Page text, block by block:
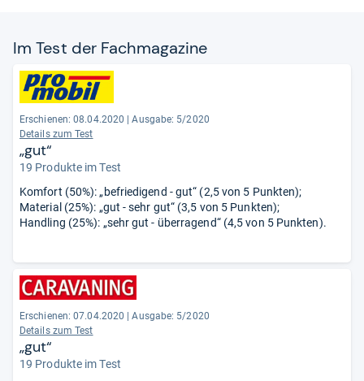
Im Test der Fach­ma­ga­zine
Erschienen: 08.04.2020
Ausgabe: 5/2020
Details zum Test
„gut“
19 Produkte im Test
Komfort (50%): „befriedigend - gut“ (2,5 von 5 Punkten);
Material (25%): „gut - sehr gut“ (3,5 von 5 Punkten);
Handling (25%): „sehr gut - überragend“ (4,5 von 5 Punkten).
Erschienen: 07.04.2020
Ausgabe: 5/2020
Details zum Test
„gut“
19 Produkte im Test